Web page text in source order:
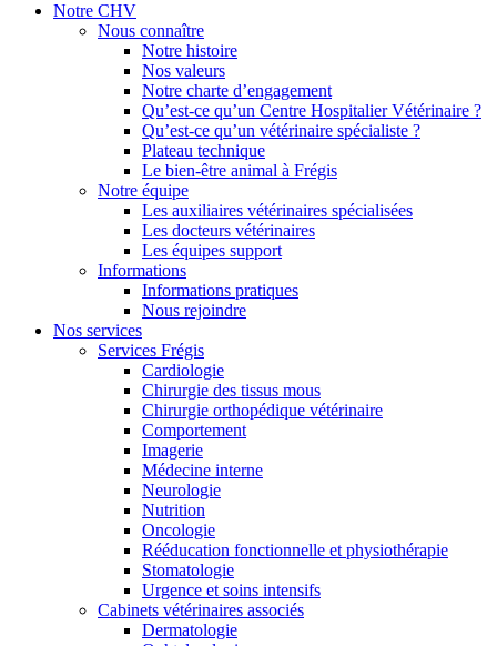
Notre CHV
Nous connaître
Notre histoire
Nos valeurs
Notre charte d’engagement
Qu’est-ce qu’un Centre Hospitalier Vétérinaire ?
Qu’est-ce qu’un vétérinaire spécialiste ?
Plateau technique
Le bien-être animal à Frégis
Notre équipe
Les auxiliaires vétérinaires spécialisées
Les docteurs vétérinaires
Les équipes support
Informations
Informations pratiques
Nous rejoindre
Nos services
Services Frégis
Cardiologie
Chirurgie des tissus mous
Chirurgie orthopédique vétérinaire
Comportement
Imagerie
Médecine interne
Neurologie
Nutrition
Oncologie
Rééducation fonctionnelle et physiothérapie
Stomatologie
Urgence et soins intensifs
Cabinets vétérinaires associés
Dermatologie